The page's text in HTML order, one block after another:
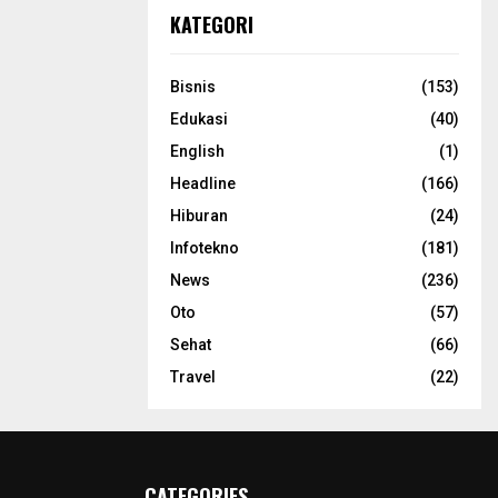
KATEGORI
Bisnis
(153)
Edukasi
(40)
English
(1)
Headline
(166)
Hiburan
(24)
Infotekno
(181)
News
(236)
Oto
(57)
Sehat
(66)
Travel
(22)